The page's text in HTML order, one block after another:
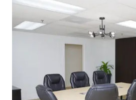
un'area privata ideale per riunioni in